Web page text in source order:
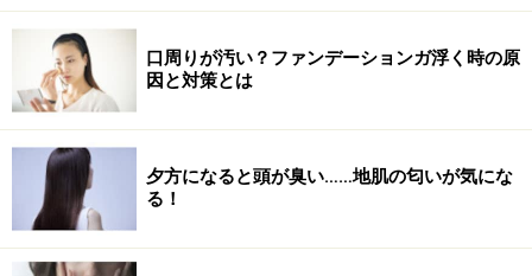
口周りが汚い？ファンデーションガ浮く時の原
因と対策とは
夕方になると頭が臭い……地肌の匂いが気にな
る！